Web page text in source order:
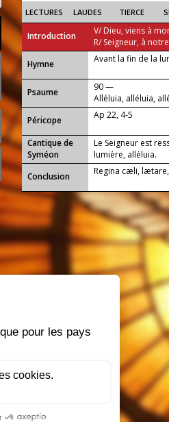
LECTURES LAUDES TIERCE
Introduction
V/ Dieu, viens à
R/ Seigneur, à
...
Hymne Avant la fin de la
Psaume
90 —
Alléluia, alléluia,
Péricope
Ap 22, 4-5
Cantique de
Syméon
Le Seigneur est
lumière, alléluia.
Conclusion
Regina cæli,